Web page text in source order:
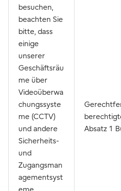
besuchen,
beachten Sie
bitte, dass
einige
unserer
Geschäftsräu
me über
Videoüberwa
chungssyste
me (CCTV)
und andere
Sicherheits-
und
Zugangsman
agementsyst
Absatz 1